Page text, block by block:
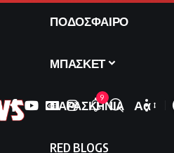
ΠΟΔΟΣΦΑΙΡΟ
ΜΠΑΣΚΕΤ
ΠΑΡΑΣΚΗΝΙΑ
RED BLOGS
9
Font
Αα